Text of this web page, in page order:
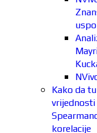
Kako da
vrijednosti
korelacije